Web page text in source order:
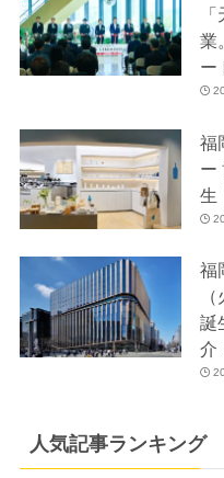
業
ー
福
ー
生
福
誕
介
人気記事ランキング